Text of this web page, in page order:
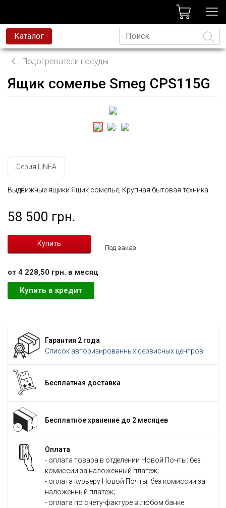
Каталог
Язык
Подогреватели посуды
Ящик сомелье Smeg CPS115G
Серия LINEA
Выдвижные ящики Ящик сомелье, Крупная бытовая техника
58 500 грн.
Под заказ
от 4 228,50 грн. в месяц
Купить в кредит
Гарантия 2 года
Список авторизированных сервисных центров
Бесплатная доставка
Бесплатное хранение до 2 месяцев
Оплата
- оплата товара в отделении Новой Почты: без
комиссии за наложенный платеж;
- оплата курьеру Новой Почты: без комиссии за
наложенный платеж;
- оплата по счету-фактуре в любом банке